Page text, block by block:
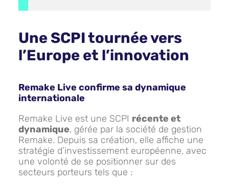
Une SCPI tournée vers
l’Europe et l’innovation
Remake Live confirme sa dynamique
internationale
Remake Live est une SCPI récente et
dynamique, gérée par la société de gestion
Remake. Depuis sa création, elle affiche une
stratégie d’investissement européenne, avec
une volonté de se positionner sur des
secteurs porteurs tels que :